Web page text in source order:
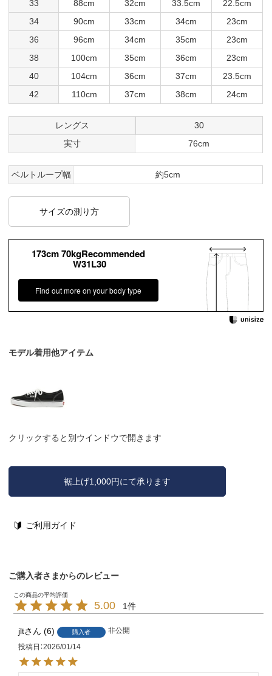
33 88cm 32cm 33.5cm
22.5cm
34
90cm 33cm 34cm
23cm
36
96cm 34cm 35cm
23cm
38
100cm 35cm 36cm
23cm
40
104cm 36cm 37cm
23.5cm
42
110cm 37cm 38cm 24cm
レングス
30
実寸
76cm
ベルトループ幅 約5cm
サイズの測り方
173cm 70kgRecommended
W31L30
Find out more on your body type
モデル着用他アイテム
クリックすると別ウインドウで開きます
裾上げ1,000円にて承ります
ご利用ガイド
ご購入者さまからのレビュー
5.00 1
jlt 6 購入者
非公開
投稿日 2026/01/14